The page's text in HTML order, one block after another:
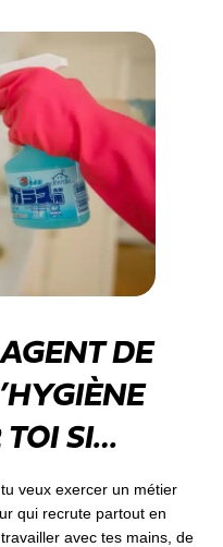
DE
TOI SI…
veux exercer un métier
qui recrute partout en
avec tes mains, de